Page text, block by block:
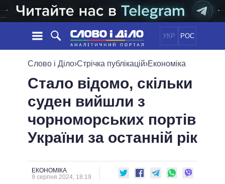
УКР РОС
НОВИНИ
СТРІЧКА
ПОДІЇ
СТАТТІ
ДУМКИ
ОГЛЯДИ
ДАЙДЖЕСТИ
ПОЛІТИКА
ЕКОНОМІКА
СУСПІЛЬСТВО
ОБIЦЯНКИ
ПОЛIТИКИ
УСІ ПОЛІТИКИ
ПРЕЗИДЕНТ І ОФІС
ВЕРХОВНА РАДА
КАБІНЕТ МІНІСТРІВ
ІНФОГРАФІКА
ПІДТРИМАТИ
Слово і Діло›Стрічка публікацій›Економіка
Стало відомо, скільки
суден вийшли з
чорноморських портів
України за останній рік
ЕКОНОМІКА
9 серпня 2024, 18:19